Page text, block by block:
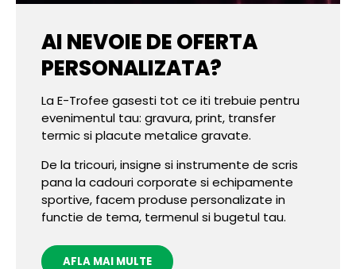
AI NEVOIE DE OFERTA
PERSONALIZATA?
La E-Trofee gasesti tot ce iti trebuie pentru
evenimentul tau: gravura, print, transfer
termic si placute metalice gravate.
De la tricouri, insigne si instrumente de scris
pana la cadouri corporate si echipamente
sportive, facem produse personalizate in
functie de tema, termenul si bugetul tau.
AFLA MAI MULTE